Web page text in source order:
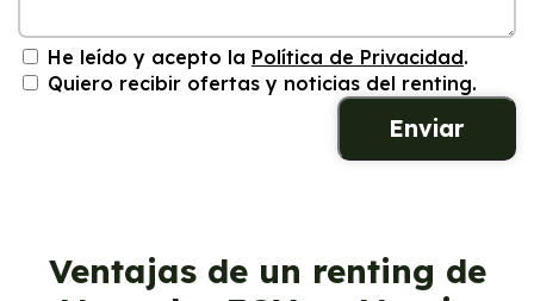
He leído y acepto la Política de Privacidad.
Quiero recibir ofertas y noticias del renting.
Ventajas de un renting de